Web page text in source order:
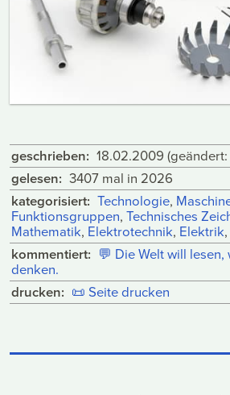
geschrieben: 18.02.2009 (geändert:
gelesen: 3407 mal in 2026
kategorisiert: Technologie,
Funktionsgruppen,Technisches
Mathematik, Elektrotechnik, Elektrik,
kommentiert: 💬 Die Welt will lesen,
denken.
drucken: 📜 Seite drucken